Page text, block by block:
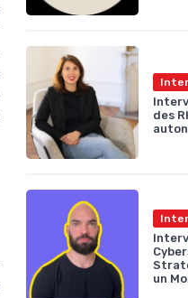
des
un